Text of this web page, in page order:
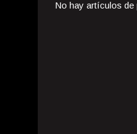
No hay artículos de